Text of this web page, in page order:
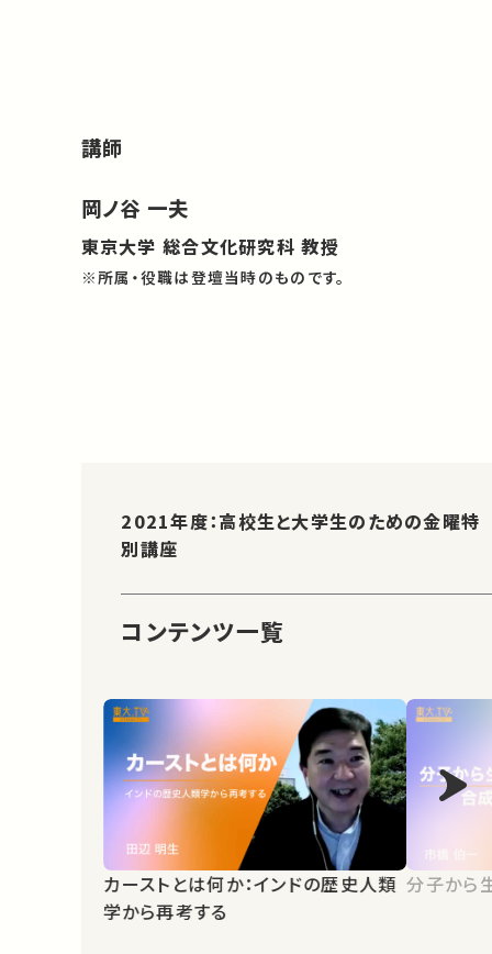
講師
岡ノ谷 一夫
東京大学 総合文化研究科 教授
※所属・役職は登壇当時のものです。
2021年度：高校生と大学生のための金曜特
別講座
コンテンツ一覧
カーストとは何か：インドの歴史人類
学から再考する
分子から